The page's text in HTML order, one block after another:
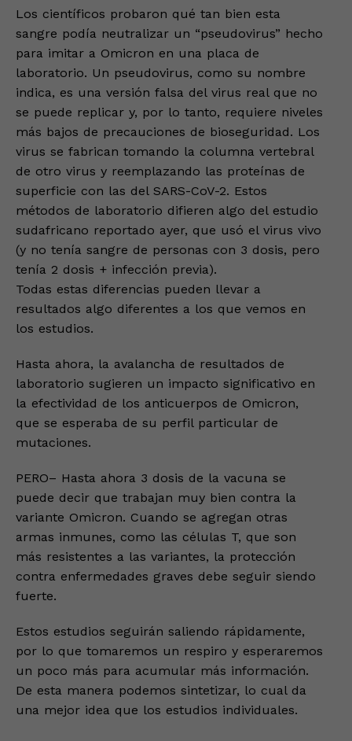
Los científicos probaron qué tan bien esta
sangre podía neutralizar un “pseudovirus” hecho
para imitar a Omicron en una placa de
laboratorio. Un pseudovirus, como su nombre
indica, es una versión falsa del virus real que no
se puede replicar y, por lo tanto, requiere niveles
más bajos de precauciones de bioseguridad. Los
virus se fabrican tomando la columna vertebral
de otro virus y reemplazando las proteínas de
superficie con las del SARS-CoV-2. Estos
métodos de laboratorio difieren algo del estudio
sudafricano reportado ayer, que usó el virus vivo
(y no tenía sangre de personas con 3 dosis, pero
tenía 2 dosis + infección previa).
Todas estas diferencias pueden llevar a
resultados algo diferentes a los que vemos en
los estudios.
Hasta ahora, la avalancha de resultados de
laboratorio sugieren un impacto significativo en
la efectividad de los anticuerpos de Omicron,
que se esperaba de su perfil particular de
mutaciones.
PERO– Hasta ahora 3 dosis de la vacuna se
puede decir que trabajan muy bien contra la
variante Omicron. Cuando se agregan otras
armas inmunes, como las células T, que son
más resistentes a las variantes, la protección
contra enfermedades graves debe seguir siendo
fuerte.
Estos estudios seguirán saliendo rápidamente,
por lo que tomaremos un respiro y esperaremos
un poco más para acumular más información.
De esta manera podemos sintetizar, lo cual da
una mejor idea que los estudios individuales.